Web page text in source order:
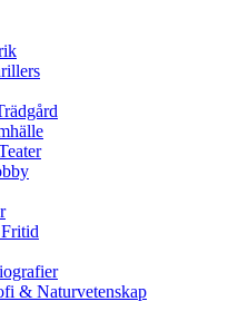
& Naturvetenskap